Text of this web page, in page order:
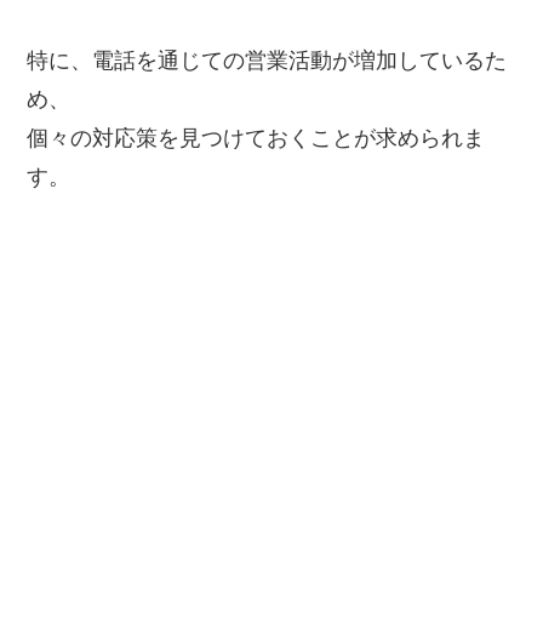
特に、電話を通じての営業活動が増加しているた
め、
個々の対応策を見つけておくことが求められま
す。